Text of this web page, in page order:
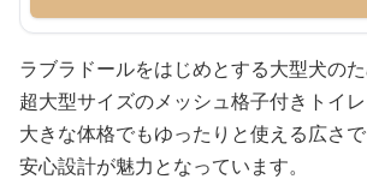
ラブラドールをはじめとする大型犬のた
超大型サイズのメッシュ格子付きトイレ
大きな体格でもゆったりと使える広さ
安心設計が魅力となっています。